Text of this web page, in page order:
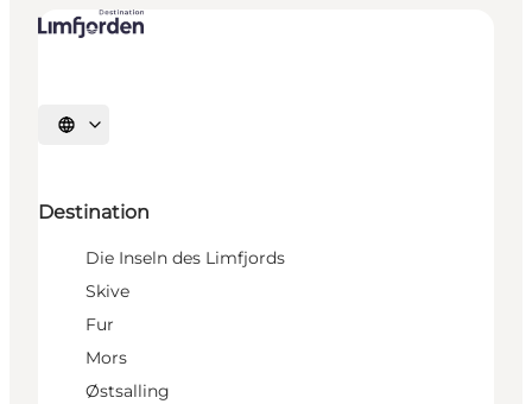
Sprache auswählen
Destination
Die Inseln des Limfjords
Skive
Fur
Mors
Østsalling